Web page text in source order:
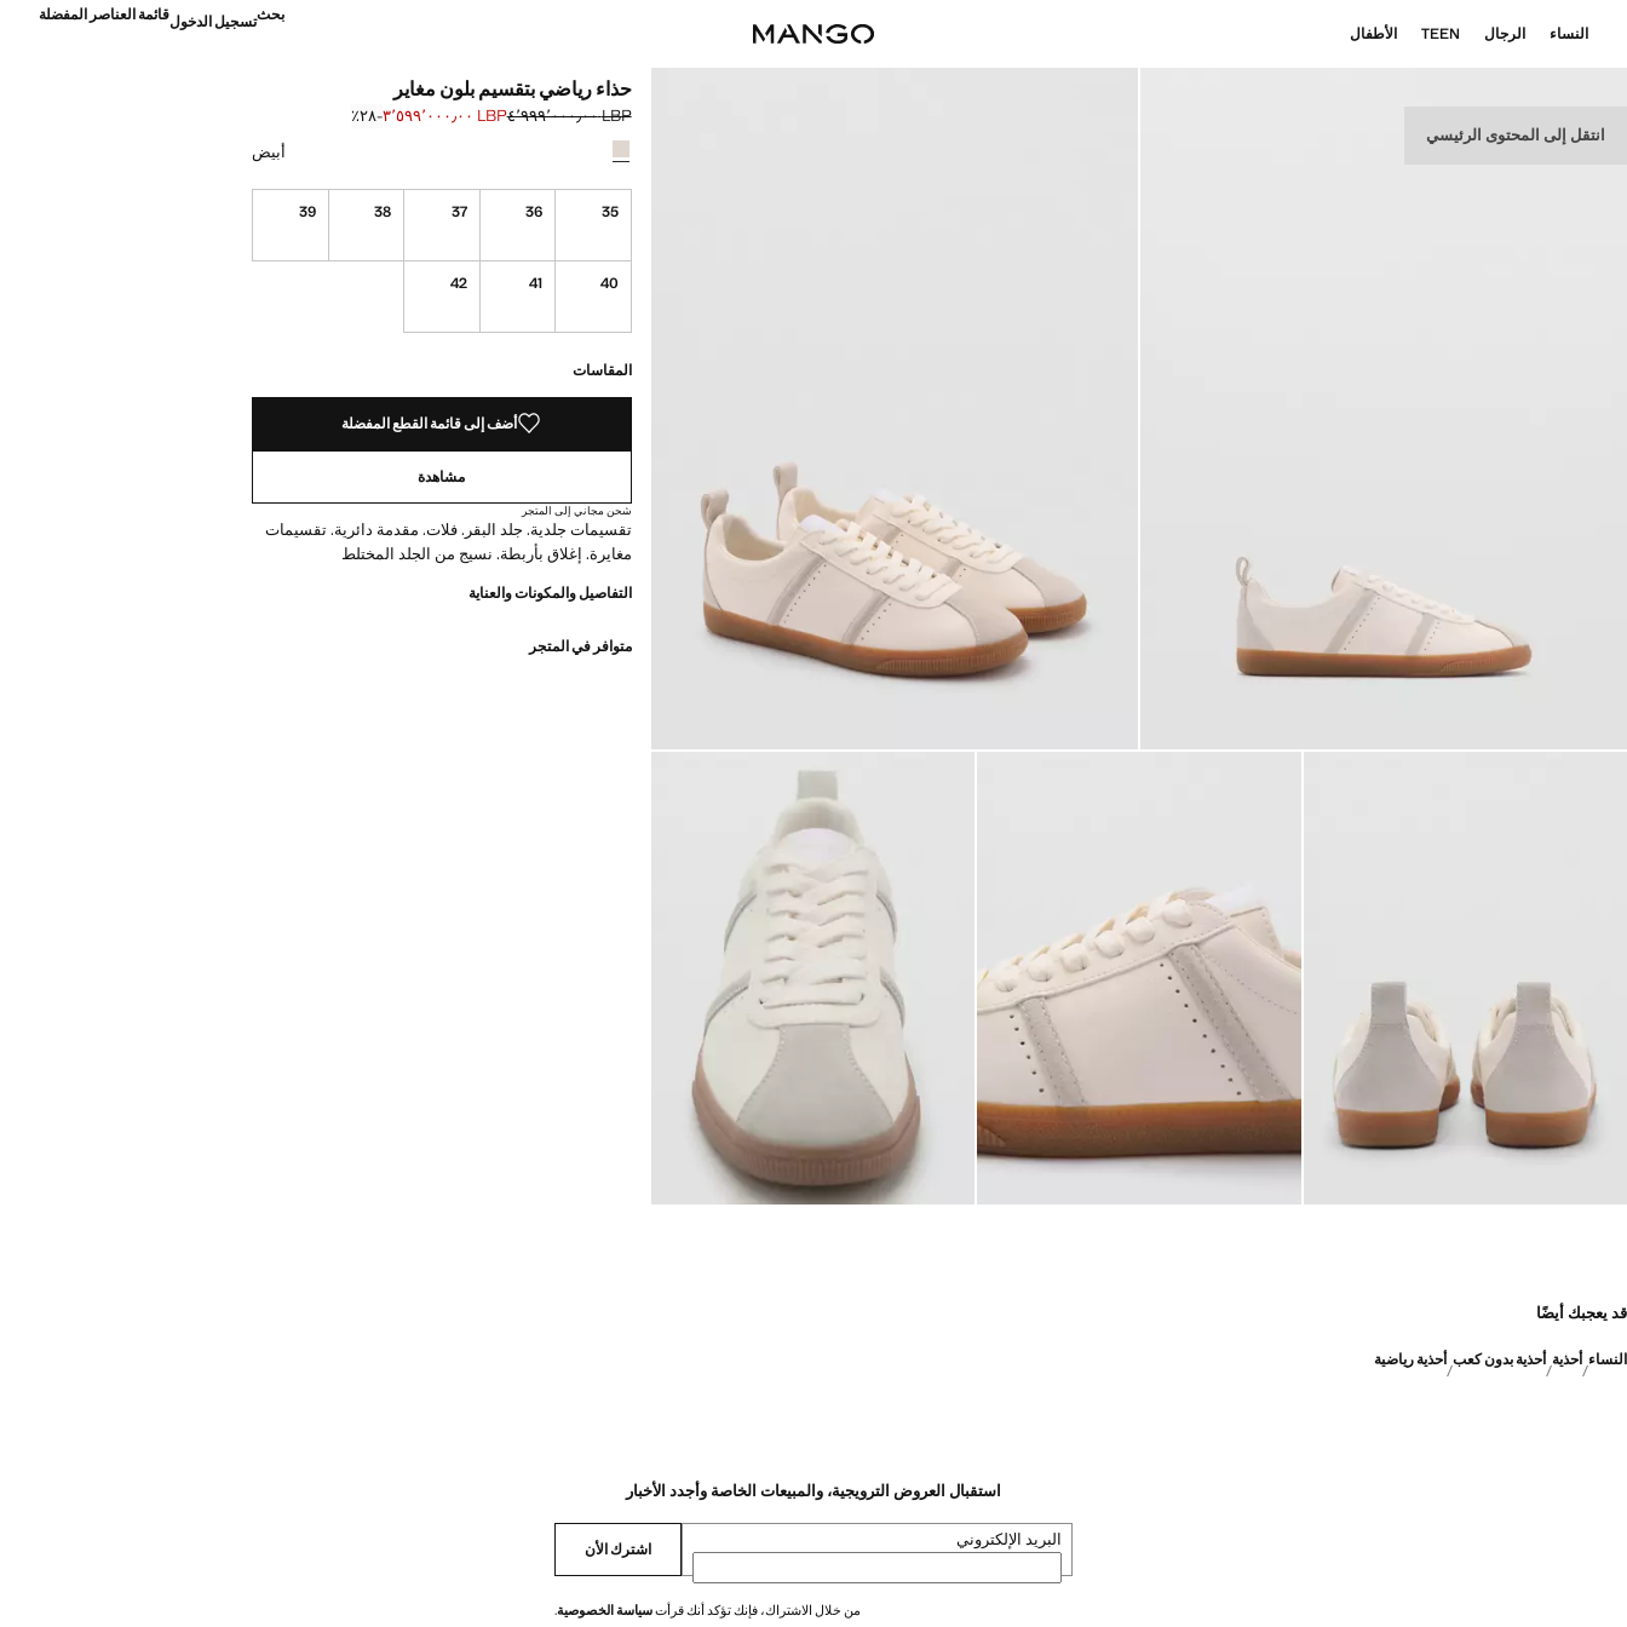
انتقل إلى المحتوى الرئيسي
النساء الرجال TEEN الأطفال
بحثتسجيل الدخولقائمة العناصر المفضلة
حذاء رياضي بتقسيم بلون مغاير
السعر الأول محذوف [LBP ٤٬٩٩٩٬٠٠٠٫٠٠ ]
LBP ٤٬٩٩٩٬٠٠٠٫٠٠
السعر الحالي [LBP ٣٬٥٩٩٬٠٠٠٫٠٠ ] LBP ٣٬٥٩٩٬٠٠٠٫٠٠
؜-٢٨٪؜
حدد اللون
تم اختيار اللون أبيض
أبيض
35
36
37
38
39
40
41
42
المقاسات
أضف إلى قائمة القطع المفضلة
مشاهدة
شحن مجاني إلى المتجر
تقسيمات جلدية. جلد البقر. فلات. مقدمة دائرية. تقسيمات
مغايرة. إغلاق بأربطة. نسيج من الجلد المختلط
التفاصيل والمكونات والعناية
متوافر في المتجر
قد يعجبك أيضًا
النساء أحذية أحذية بدون كعب أحذية رياضية
استقبال العروض الترويجية، والمبيعات الخاصة وأجدد الأخبار
البريد الإلكتروني اشترك الأن
من خلال الاشتراك، فإنك تؤكد أنك قرأتسياسة الخصوصية.